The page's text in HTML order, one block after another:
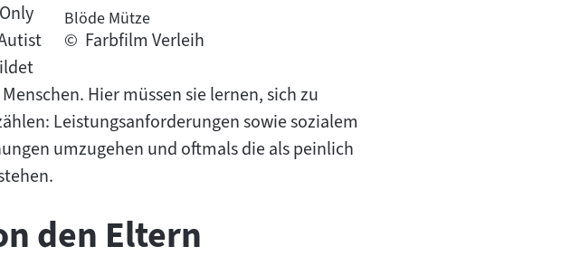
Blöde Mütze
© Farbfilm Verleih
Hier müssen sie lernen, sich zu
Leistungsanforderungen sowie sozialem
umzugehen und oftmals die als peinlich
den Eltern